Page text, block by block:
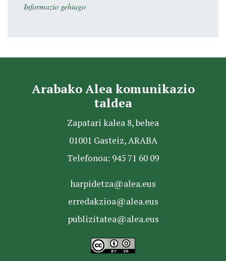
Informazio gehiago
Arabako Alea komunikazio
taldea
Zapatari kalea 8, behea
01001 Gasteiz, ARABA
Telefonoa: 945 71 60 09
harpidetza@alea.eus
erredakzioa@alea.eus
publizitatea@alea.eus